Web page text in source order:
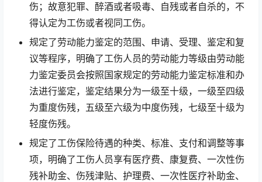
伤；故意犯罪、醉酒或者吸毒、自残或者自杀的，不
得认定为工伤或者视同工伤。
规定了劳动能力鉴定的范围、申请、受理、鉴定和复
议等程序，明确了工伤人员的劳动能力等级由劳动能
力鉴定委员会按照国家规定的劳动能力鉴定标准和办
法进行鉴定，鉴定结果分为一级至十级，一级至四级
为重度伤残，五级至六级为中度伤残，七级至十级为
轻度伤残。
规定了工伤保险待遇的种类、标准、支付和调整等事
项，明确了工伤人员享有医疗费、康复费、一次性伤
残补助金、伤残津贴、护理费、一次性医疗补助金、